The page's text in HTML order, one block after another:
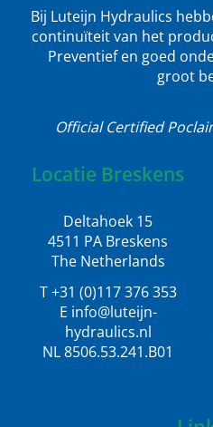
Bij Luteijn Hydraulics
continuïteit van het
Preventief en goed
groot
Official Certified
Locatie Breskens
Deltahoek 15
4511 PA Breskens
The Netherlands
T +31 (0)117 376 353
E info@luteijn-
hydraulics.nl
NL 8506.53.241.B01